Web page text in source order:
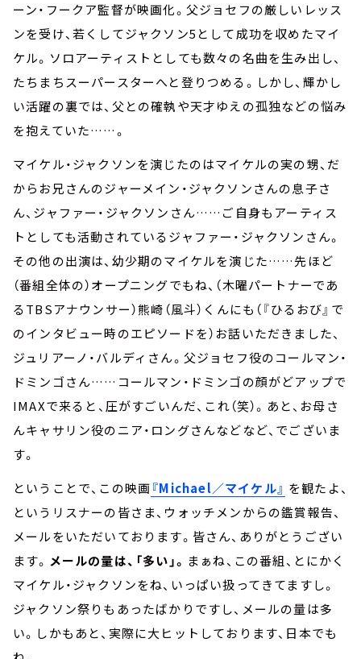
ーン・フークア監督が映画化。父ジョセフの厳しいレッス
ンを受け、若くしてジャクソン5として成功を収めたマイ
ケル。ソロアーティストとしても数々の名曲を生み出し、
たちまちスーパースターへと登りつめる。しかし、輝かし
い活躍の裏では、父との確執や天才ゆえの孤独などの悩み
を抱えていた……。
マイケル・ジャクソンを演じたのはマイケルの実の甥、だ
からお兄さんのジャーメイン・ジャクソンさんの息子さ
ん、ジャファー・ジャクソンさん……ご自身もアーティス
トとしても活動されているジャファー・ジャクソンさん。
その他の出演は、幼少期のマイケルを演じた……先ほど
（番組全体の）オープニングでもね、（木曜パートナーであ
るTBSアナウンサー）熊崎（風斗）くんにも（『ひるおび』で
のインタビュー時のエピソードを）お話いただきました、
ジュリアーノ・バルディさん。父ジョセフ役のコールマン・
ドミンゴさん……コールマン・ドミンゴの顔がどアップで
IMAXで来ると、圧がすごいんだ、これ（笑）。あと、お母さ
んキャサリン役のニア・ロングさんなどなど、でございま
す。
ということで、この映画『Michael／マイケル』 を観たよ、
というリスナーの皆さま、ウォッチメンからの鑑賞報告、
メールをいただいております。皆さん、ありがとうござい
ます。 メールの量は、「多い」。 まぁね、この番組、とにかく
マイケル・ジャクソンをね、いっぱい扱ってきてますし。
ジャクソン祭りもあったばかりですし、メールの量は多
い。しかもあと、実際に大ヒットしております、日本でも